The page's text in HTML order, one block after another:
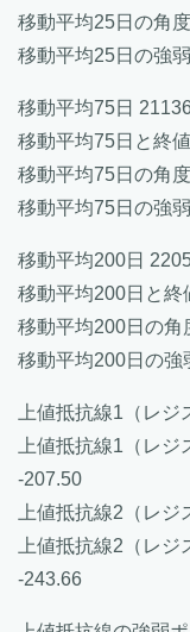
移動平均25日の角
移動平均25日の強
移動平均75日
移動平均75日と終
移動平均75日の角
移動平均75日の強
移動平均200日
移動平均200日と終
移動平均200日の角
移動平均200日の強
上値抵抗線1（レ
上値抵抗線1（レ
-207.50
上値抵抗線2（レ
上値抵抗線2（レ
-243.66